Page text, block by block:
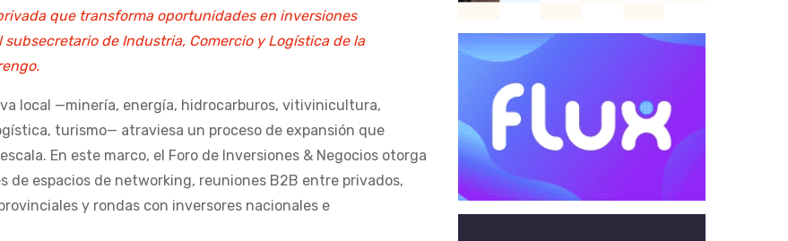
que transforma oportunidades en inversiones
subsecretario de Industria, Comercio y Logística de la
local —minería, energía, hidrocarburos, vitivinicultura,
turismo— atraviesa un proceso de expansión que
En este marco, el Foro de Inversiones & Negocios otorga
de espacios de networking, reuniones B2B entre privados,
y rondas con inversores nacionales e